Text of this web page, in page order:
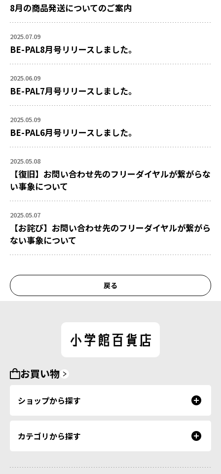
8月の商品発送についてのご案内
2025.07.09
BE-PAL8月号リリースしました。
2025.06.09
BE-PAL7月号リリースしました。
2025.05.09
BE-PAL6月号リリースしました。
2025.05.08
【復旧】お問い合わせ先のフリーダイヤルが繋がらな
い事象について
2025.05.07
【お詫び】お問い合わせ先のフリーダイヤルが繋がら
ない事象について
お買い物
ショップから探す
カテゴリから探す